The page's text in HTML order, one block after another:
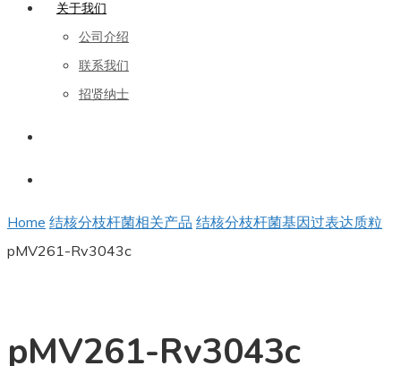
关于我们
公司介绍
联系我们
招贤纳士
Home 结核分枝杆菌相关产品 结核分枝杆菌基因过表达质粒
pMV261-Rv3043c
pMV261-Rv3043c